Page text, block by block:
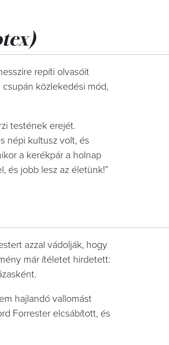
repíti olvasóit
közlekedési mód,
testének erejét.
népi kultusz volt, és
a kerékpár a holnap
és jobb lesz az életünk!”
azzal vádolják, hogy
már ítéletet hirdetett:
hajlandó vallomást
Forrester elcsábított, és